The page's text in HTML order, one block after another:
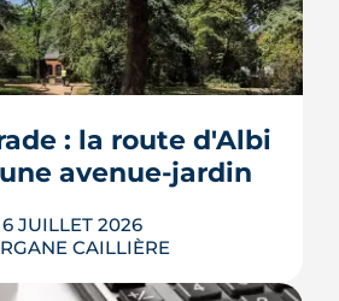
DPE pour être loué en
barre montera à E en
mode de calcul
de milliers de
assouplir les règles.
obliga...
: la route d'Albi
avenue-jardin
JUILLET 2026
CAILLIÈRE